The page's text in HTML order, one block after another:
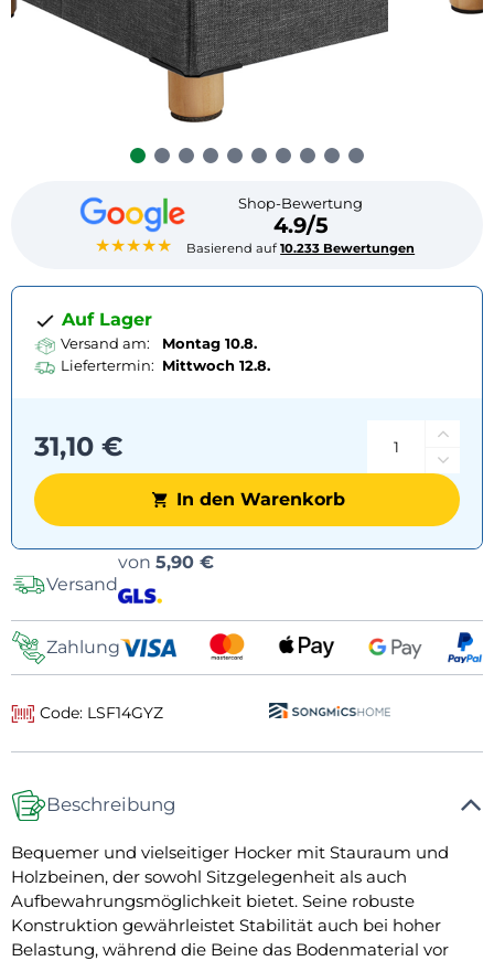
★★★★★
Shop-Bewertung
4.9/5
Basierend auf10.233 Bewertungen
Auf Lager
Versand am:
Montag 10.8.
Liefertermin: Mittwoch 12.8.
31,10 €
In den Warenkorb
Versand
von 5,90 €
Zahlung
Code: LSF14GYZ
Beschreibung
Bequemer und vielseitiger Hocker mit Stauraum und
Holzbeinen, der sowohl Sitzgelegenheit als auch
Aufbewahrungsmöglichkeit bietet. Seine robuste
Konstruktion gewährleistet Stabilität auch bei hoher
Belastung, während die Beine das Bodenmaterial vor